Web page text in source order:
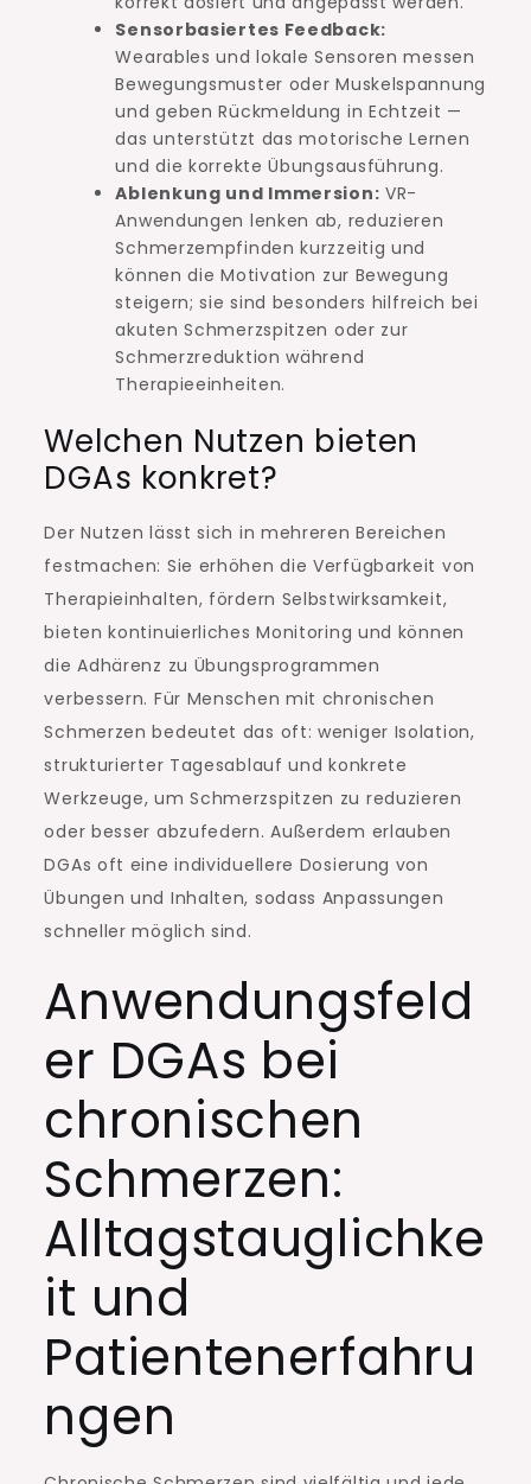
Sensorbasiertes Feedback:
Wearables und lokale Sensoren messen
Bewegungsmuster oder Muskelspannung
und geben Rückmeldung in Echtzeit —
das unterstützt das motorische Lernen
und die korrekte Übungsausführung.
Ablenkung und Immersion: VR-
Anwendungen lenken ab, reduzieren
Schmerzempfinden kurzzeitig und
können die Motivation zur Bewegung
steigern; sie sind besonders hilfreich bei
akuten Schmerzspitzen oder zur
Schmerzreduktion während
Therapieeinheiten.
Welchen Nutzen bieten
DGAs konkret?
Der Nutzen lässt sich in mehreren Bereichen
festmachen: Sie erhöhen die Verfügbarkeit von
Therapieinhalten, fördern Selbstwirksamkeit,
bieten kontinuierliches Monitoring und können
die Adhärenz zu Übungsprogrammen
verbessern. Für Menschen mit chronischen
Schmerzen bedeutet das oft: weniger Isolation,
strukturierter Tagesablauf und konkrete
Werkzeuge, um Schmerzspitzen zu reduzieren
oder besser abzufedern. Außerdem erlauben
DGAs oft eine individuellere Dosierung von
Übungen und Inhalten, sodass Anpassungen
schneller möglich sind.
Anwendungsfeld
er DGAs bei
chronischen
Schmerzen:
Alltagstauglichke
it und
Patientenerfahru
ngen